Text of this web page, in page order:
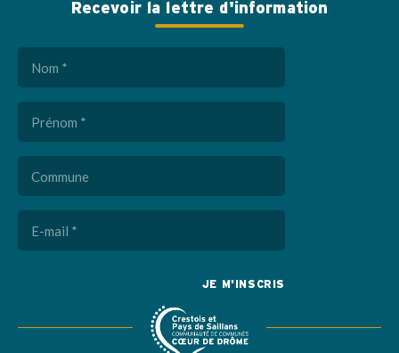
Recevoir la lettre d'information
Nom
(Nécessaire)
Prénom
(Nécessaire)
Commune
E-
mail
(Nécessaire)